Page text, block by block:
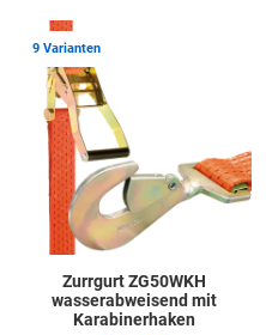
9 Varianten
Zurrgurt ZG50WKH
wasserabweisend mit
Karabinerhaken